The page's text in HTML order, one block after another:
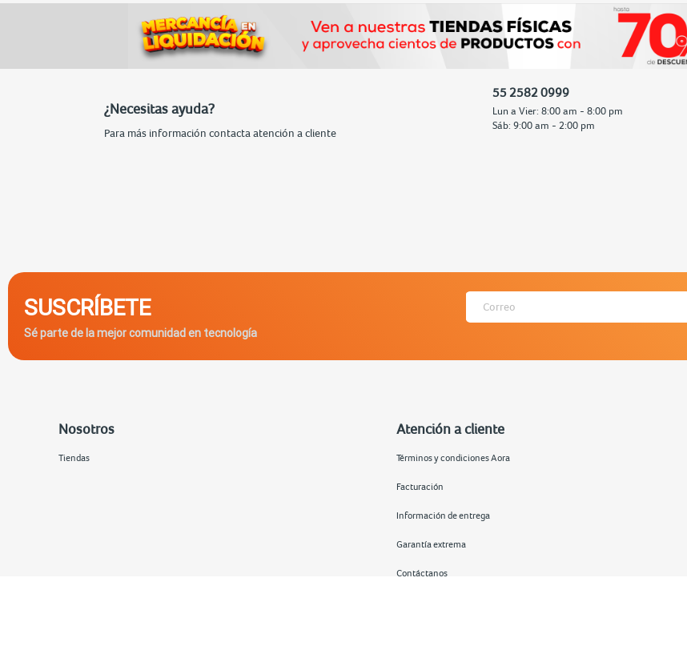
¿Necesitas ayuda?
Para más información contacta atención a cliente
55 2582 0999
Lun a Vier: 8:00 am - 8:00 pm
Sáb: 9:00 am - 2:00 pm
SUSCRÍBETE
Sé parte de la mejor comunidad en tecnología
Nosotros
Tiendas
Atención a cliente
Términos y condiciones Aora
Facturación
Información de entrega
Garantía extrema
Contáctanos